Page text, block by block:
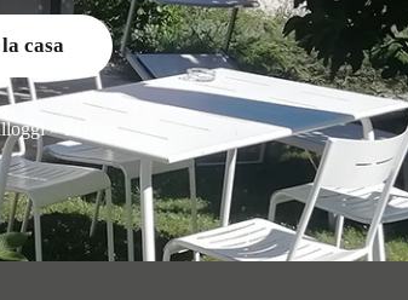
casa
»Pegaso